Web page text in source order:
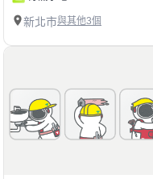
新北市與其他3個